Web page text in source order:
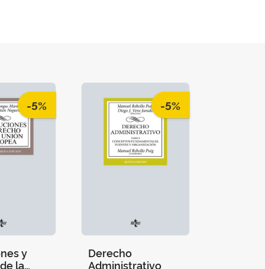
-5%
y
la
-5%
Derecho
Administrativo